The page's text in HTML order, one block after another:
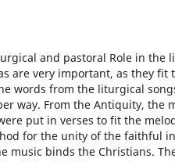
and pastoral Role in the
are very important, as they fit
words from the liturgical
way. From the Antiquity, the
put in verses to fit the
for the unity of the faithful
music binds the Christians.